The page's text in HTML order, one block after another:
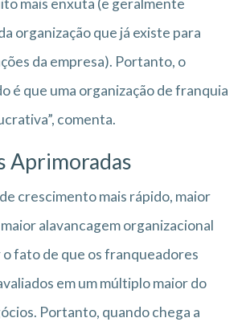
mais enxuta (e geralmente
organização que já existe para
da empresa). Portanto, o
é que uma organização de franquia
comenta.
Aprimoradas
crescimento mais rápido, maior
alavancagem organizacional
o fato de que os franqueadores
em um múltiplo maior do
Portanto, quando chega a